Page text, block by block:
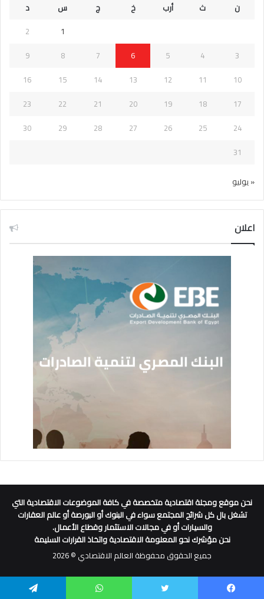
ن
ث أرب خ ج س
د
1
2
3
4
5
6
7
8
9
10
11
12
13
14
15
16
17
18
19
20
21
22
23
24
25
26
27
28
29
30
31
« يوليو
اعلان
نحن موقع ومجلة اقتصادية متخصصة في كافة الموضوعات الاقتصادية التي
تشغل بال كل شرائح المجتمع سواء في البنوك أو البورصة أو عالم العقارات
والسيارات أو في مجالات الاستثمار وقطاع الأعمال.
نحن مؤشرك نحو المعلومة الاقتصادية واتخاذ القرارات السليمة
جميع الحقوق محفوظة العالم الاقتصادي © 2026